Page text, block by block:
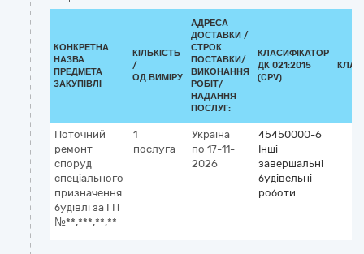
КОНКРЕТНА
НАЗВА
ПРЕДМЕТА
ЗАКУПІВЛІ
КІЛЬКІСТЬ
/
ОД.ВИМІРУ
АДРЕСА
ДОСТАВКИ /
СТРОК
ПОСТАВКИ/
ВИКОНАННЯ
РОБІТ/
НАДАННЯ
ПОСЛУГ:
КЛАСИФІКАТОР
ДК 021:2015
(CPV)
Поточний
ремонт
споруд
спеціального
призначення
будівлі за ГП
№**,***,**,**
1
послуга
Україна
по 17-11-
2026
45450000-6
Інші
завершальні
будівельні
роботи